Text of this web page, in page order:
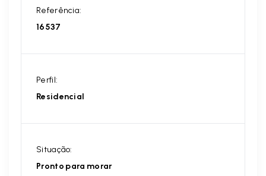
Referência:
16537
Perfil:
Residencial
Situação:
Pronto para morar